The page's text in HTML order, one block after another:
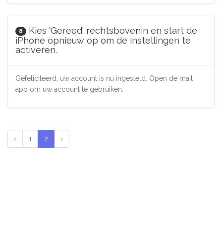
8
Kies 'Gereed' rechtsbovenin en start de
iPhone opnieuw op om de instellingen te
activeren.
Gefeliciteerd, uw account is nu ingesteld. Open de mail
app om uw account te gebruiken.
‹ 1 2 ›